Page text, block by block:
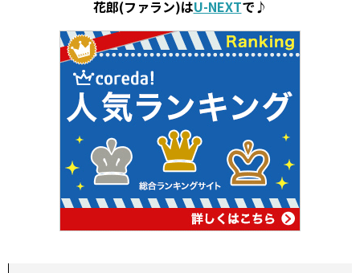
花郎(ファラン)はU-NEXTで♪